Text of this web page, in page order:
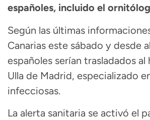
españoles, incluido el
Según las últimas
Canarias este sábado y desde
españoles serían trasladados
Ulla de Madrid, especializado
infecciosas.
La alerta sanitaria se activó el